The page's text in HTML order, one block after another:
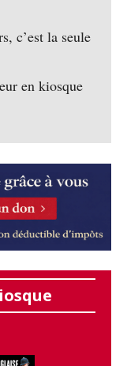
c’est la seule
en kiosque